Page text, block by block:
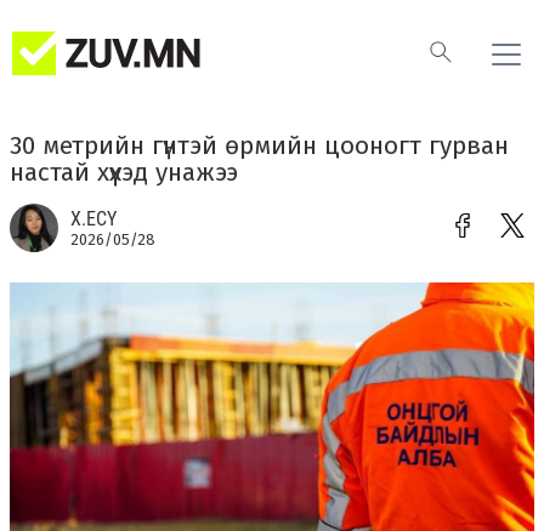
30 метрийн гүнтэй өрмийн цооногт гурван
настай хүүхэд унажээ
Х.ЕСҮ
2026/05/28